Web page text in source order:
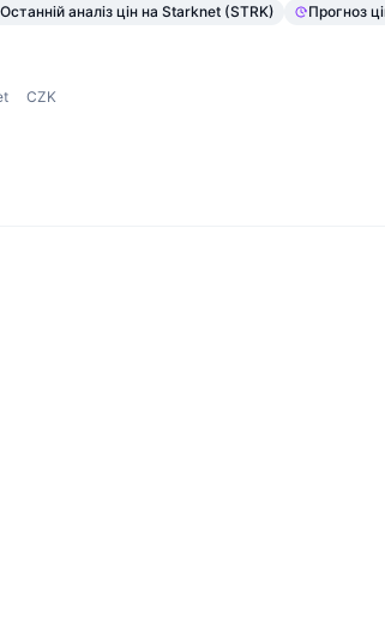
Останній аналіз цін на Starknet (STRK) Прогноз
CZK